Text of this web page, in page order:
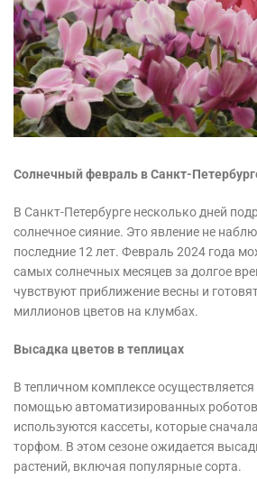
Солнечный февраль в Санкт-
В Санкт-Петербурге несколько дней
солнечное сияние. Это явление не
последние 12 лет. Февраль 2024 года
самых солнечных месяцев за долгое
чувствуют приближение весны и
миллионов цветов на клумбах.
Высадка цветов в теплицах
В тепличном комплексе осуществляется
помощью автоматизированных
используются кассеты, которые
торфом. В этом сезоне ожидается
растений, включая популярные сорта.